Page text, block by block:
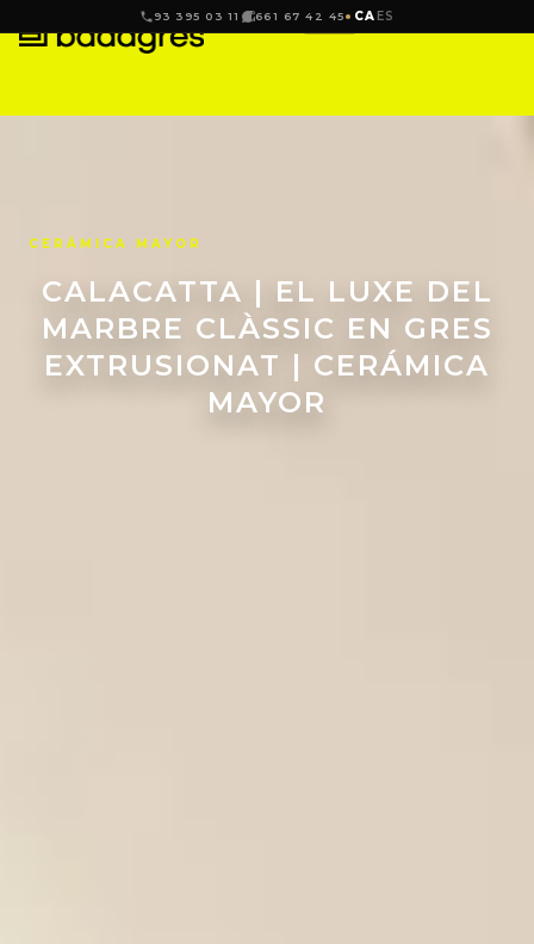
93 395 03 11 661 67 42 45 CA ES
CALACATTA | EL LUXE DEL
MARBRE CLÀSSIC EN GRES
EXTRUSIONAT | CERÁMICA
MAYOR
CERÁMICA MAYOR